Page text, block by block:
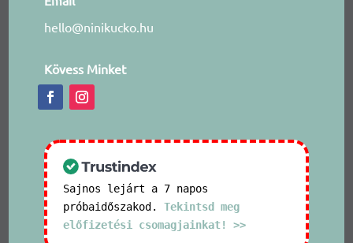
hello@ninikucko.hu
Kövess Minket
Sajnos lejárt a 7 napos
próbaidőszakod. Tekintsd meg
előfizetési csomagjainkat! >>